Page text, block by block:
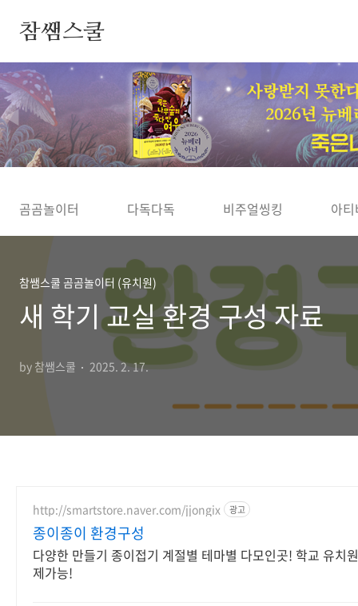
참쌤스쿨
◀
곰곰놀이터 다독다독 비주얼씽킹 아
참쌤스쿨 곰곰놀이터 (유치원)
새 학기 교실 환경 구성 자료
by 참쌤스쿨 2025. 2. 17.
http://smartstore.naver.com/jjongix 광고
종이종이 환경구성
다양한 만들기 종이접기 계절별 테마별 다모인곳! 학교 유치
제가능!